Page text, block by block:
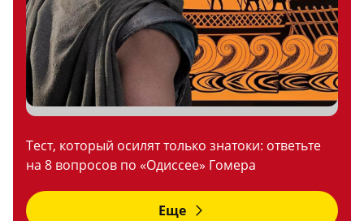
Тест, который осилят только знатоки: ответьте
на 8 вопросов по «Одиссее» Гомера
Еще